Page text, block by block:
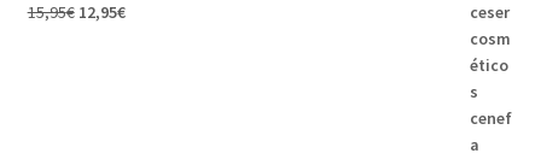
15,95€ 12,95€